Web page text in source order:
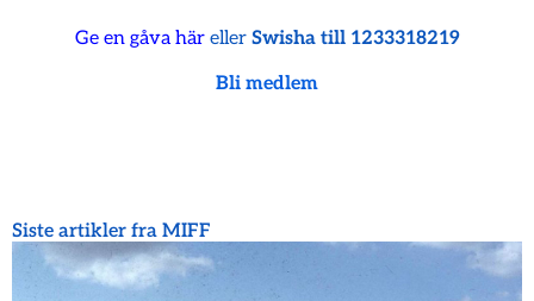
Ge en gåva häreller Swisha till 1233318219
Bli medlem
Siste artikler fra MIFF